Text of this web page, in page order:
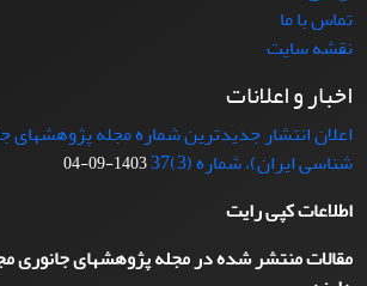
تماس با ما
نقشه سایت
اخبار و اعلانات
اعلان انتشار جدیدترین شماره مجله
شناسی ایران)، شماره (3)37
1403-09-04
اطلاعات کپی رایت
مقالات منتشر شده در مجله پژوهشهای جانوری